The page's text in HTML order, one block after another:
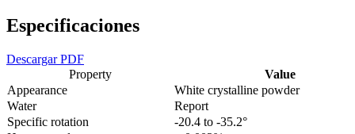
Especificaciones
Descargar PDF
Property
Value
Appearance
White crystalline powder
Water
Report
Specific rotation
-20.4 to -35.2°